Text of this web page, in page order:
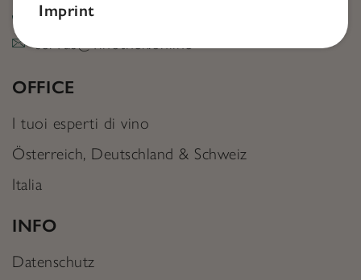
+43 664 2067012
servus@vinothek.online
OFFICE
I tuoi esperti di vino
Österreich, Deutschland & Schweiz
Italia
INFO
Datenschutz
Imprint